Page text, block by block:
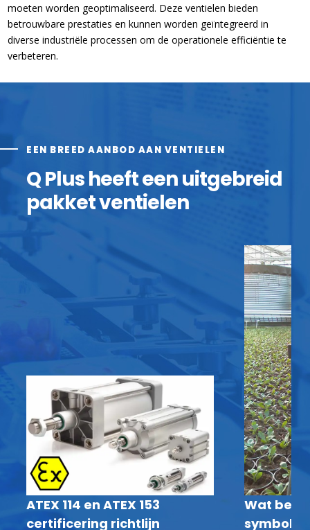
moeten worden geoptimaliseerd. Deze ventielen bieden
betrouwbare prestaties en kunnen worden geïntegreerd in
diverse industriële processen om de operationele efficiëntie te
verbeteren.
EEN BREED AANBOD AAN VENTIELEN
Q Plus heeft een uitgebreid
pakket ventielen
ATEX 114 en ATEX 153
certificering richtlijn
Wat